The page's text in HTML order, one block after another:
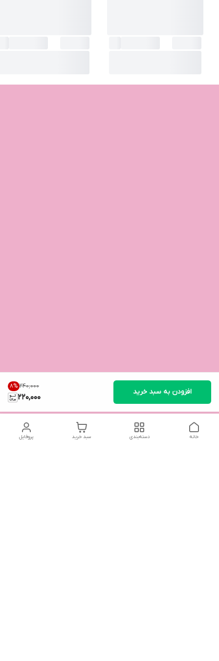
۲۴۰٬۰۰۰ 8%
220,000
افزودن به سبد خرید
پروفایل سبد خرید دسته‌بندی خانه